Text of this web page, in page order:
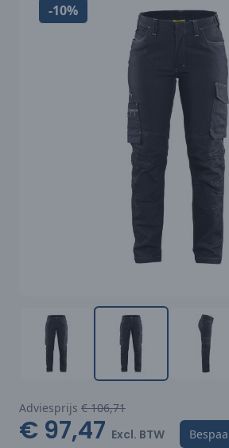
-10%
Adviesprijs € 106,71
€ 97,47 Excl. BTW